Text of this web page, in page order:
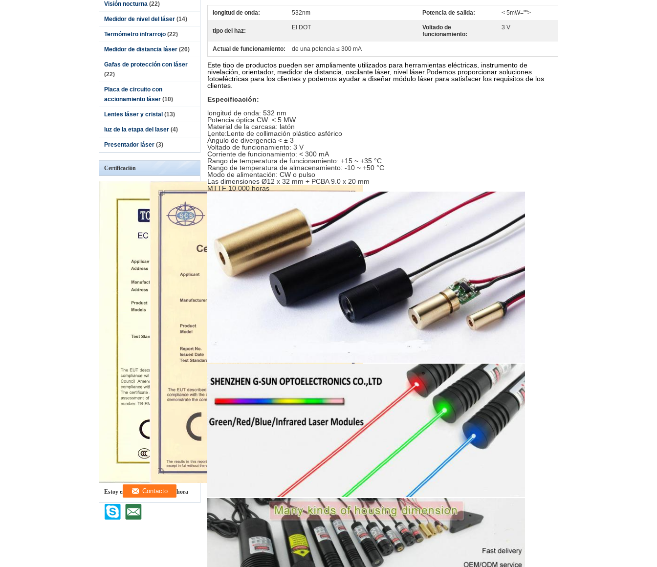
Visión nocturna (22)
Medidor de nivel del láser (14)
Termómetro infrarrojo (22)
Medidor de distancia láser (26)
Gafas de protección con láser
(22)
Placa de circuito con
accionamiento láser (10)
Lentes láser y cristal (13)
luz de la etapa del laser (4)
Presentador láser (3)
Certificación
Estoy en línea para chatear ahora
longitud de onda: 532nm Potencia de salida: < 5mW="">
tipo del haz: El DOT
Voltado de
funcionamiento:
3 V
Actual de funcionamiento: de una potencia ≤ 300 mA
Este tipo de productos pueden ser ampliamente utilizados para herramientas eléctricas, instrumento de
nivelación, orientador, medidor de distancia, oscilante láser, nivel láser.Podemos proporcionar soluciones
fotoeléctricas para los clientes y podemos ayudar a diseñar módulo láser para satisfacer los requisitos de los
clientes.
Especificación:
longitud de onda: 532 nm
Potencia óptica CW: < 5 MW
Material de la carcasa: latón
Lente:Lente de collimación plástico asférico
Ángulo de divergencia < ± 3
Voltado de funcionamiento: 3 V
Corriente de funcionamiento: < 300 mA
Rango de temperatura de funcionamiento: +15 ~ +35 °C
Rango de temperatura de almacenamiento: -10 ~ +50 °C
Modo de alimentación: CW o pulso
Las dimensiones Ø12 x 32 mm + PCBA 9.0 x 20 mm
MTTF 10 000 horas